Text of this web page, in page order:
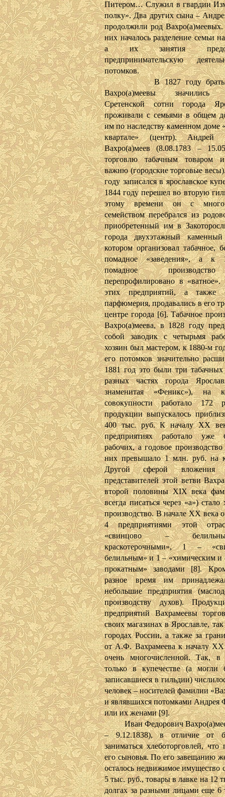
Питером… Служил в гвардии
полку». Два других сына –
продолжили род
них началось разделение семьи
а их занятия
предпринимательскую
потомков.
В 1827 году
Вахро(а)меевы значились
Сретенской сотни города
проживали с семьями в общем
им по наследству каменном доме
квартале» (центр). Андрей
Вахро(а)меев (8.08.1783 –
торговлю табачным товаром
важню (городские торговые
году записался в ярославское
1844 году перешел во вторую
этому времени он с
семейством перебрался из
приобретенный им в
города двухэтажный
котором организовал табачное,
помадное «заведения», а к
помадное
перепрофилировано в
этих предприятий, а также
парфюмерия, продавались в его
центре города [6]. Табачное
Вахро(а)меева, в 1828 году
собой заводик с четырьмя
хозяин был мастером, к 1880-м
его потомков значительно
1881 год это были три
разных частях города
знаменитая «Феникс»), на
совокупности работало 172
продукции выпускалось
400 тыс. руб. К началу XX
предприятиях работало уже
рабочих, а годовое
них превышало 1 млн. руб. на
Другой сферой вложения
представителей этой ветви
второй половины XIX века
всегда писаться через «а») стало
производство. В начале XX века
4 предприятиями этой
«свинцово –
краскотерочными», 1 –
белильным» и 1 – «химическим и
прокатным» заводами [8].
разное время им
небольшие предприятия
производству духов).
предприятий Вахрамеевы
своих магазинах в Ярославле,
городах России, а также за
от А.Ф. Вахрамеева к началу XX
очень многочисленной. Так, в
только в купечестве (а
записавшиеся в гильдии)
человек – носителей фамилии
и являвшихся потомками Андрея
или их женами [9].
Иван Федорович
– 9.12.1838), в отличие от
заниматься хлеботорговлей, что
его сыновья. По его завещанию
осталось недвижимое имущество
5 тыс. руб., товары в лавке на 12
долгах за разными лицами еще